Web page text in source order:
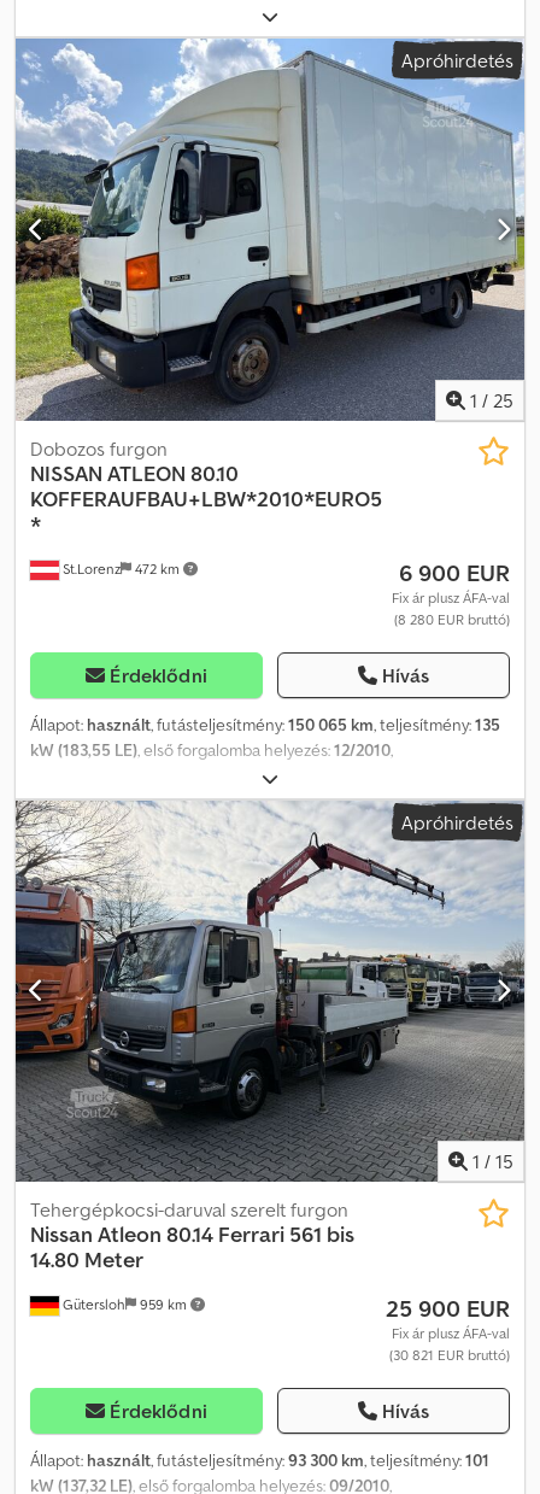
, össztömeg:
(TÜV):05/2026, szín:fehér, hajtástípus:mechanikai, kibocsátási
osztály:Euro 5 , ülések száma:3, Gyártási év:2011
, Felszereltség:
ABS, légkondicionálás, * Nissan Atleon 35.15 platós teherautó,
ponyvás felépítéssel * Euro 5 * Platóméret (hossz): 4,35 m Csdpfx
Acjzp Ttaegjrf * Platóméret (szélesség): 2,20 m * Platóméret
(magasság): 2,30 m * Saját tömeg: 2670 kg – Össztömeg: 3500 kg *
Rakodóképesség: 755 kg – Tengelytáv: 3200 mm *
Hengervolumen: 2953 cm³ – Teljesítmény: 110 kW * Minden adat a
legnagyobb gondossággal lett megadva, de a változás jogát
fenntartjuk. * A hibákért és az előzetes értékesítésért nem
vállalunk felelősséget. * Belső azonosító: 123
Apróhirdetés
1 / 25
St.Lorenz 472 km
Dobozos furgon
NISSAN ATLEON 80.10
KOFFERAUFBAU+LBW*2010*EURO5
*
6 900 EUR
Fix ár plusz ÁFA-val
(8 280 EUR bruttó)
Érdeklődni Hívás
Állapot: használt, futásteljesítmény:150 065 km, teljesítmény:135
kW (183,55 LE) , első forgalomba helyezés:12/2010
, össztömeg:
(TÜV):12/2025, szín:fehér, hajtástípus:mechanikai, kibocsátási
osztály:Euro 5, ülések száma: , Gyártási év:
, Felszereltség:
ABS, emelőhátfal, légkondicionálás, * Nissan Atleon 80.19 –
dobozos felépítmény + hátsó rakodóplatform * Euro 6 * Dobozos
felépítmény belső hossza: 5,65 m * Dobozos felépítmény belső
szélessége: 2,07 m * Dobozos felépítmény belső magassága: 2,28
m (bejáratnál), 2,38 m (belső térben) * Saját tömeg: 4500 kg –
megengedett össztömeg: 7490 kg * Hasznos teher: 2915 kg –
tengelytáv: 1660/1632 mm * Hengerűrtartalom: 4462 ccm –
teljesítmény: 135 * A megadott adatok nem garantáltak. Csdjzn
Exropfx Acgsrf * Fenntartjuk a jogot a hibákra és az előzetes
értékesítésre. * Belső azonosító: 6
Apróhirdetés
1 / 15
Gütersloh 959 km
Tehergépkocsi-daruval szerelt furgon
Nissan Atleon 80.14 Ferrari 561 bis
14.80 Meter
25 900 EUR
Fix ár plusz ÁFA-val
(30 821 EUR bruttó)
Érdeklődni Hívás
Állapot: használt, futásteljesítmény:93 300 km, teljesítmény:101
kW (137,32 LE), első forgalomba helyezés:09/2010,